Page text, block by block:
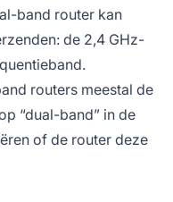
band router kan
de 2,4 GHz-
routers meestal de
“dual-band” in de
of de router deze